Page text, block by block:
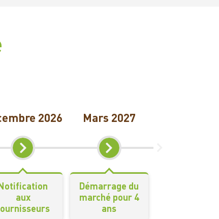
2026
aux
Mars 2027
Démarrage du
marché pour 4
ans